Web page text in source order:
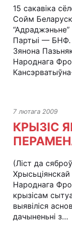
15 сакавіка
Сойм
Партыі — БНФ.
Зянона
Народнага
7 лютага 2009
КРЫЗІС
(Ліст да
Народнага
крызісам
выявіліся
дачыненьні з…